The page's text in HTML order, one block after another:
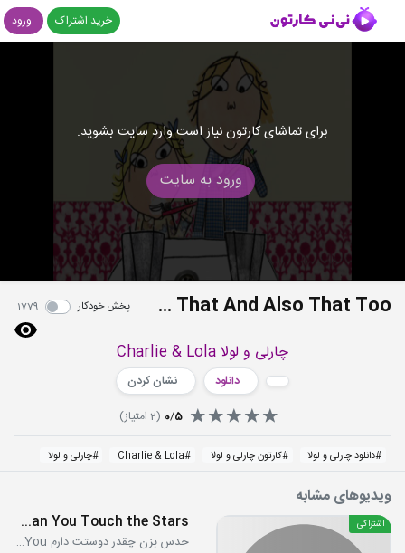
خرید اشتراک ورود
برای تماشای کارتون نیاز است وارد سایت بشوید.
ورود به سایت
S03E26 - I Wish I Could Do That And Also That Too پخش خودکار 1779
چارلی و لولا Charlie & Lola
دانلود
نشان کردن
0/5
(
2 امتیاز)
#دانلود چارلی و لولا #کارتون چارلی و لولا #
Charlie & Lola
#چارلی و لولا
ویدیوهای مشابه
اشتراکی S01E06 - Can You Touch the Stars
حدس بزن چقدر دوستت دارم Guess How Much I Love You